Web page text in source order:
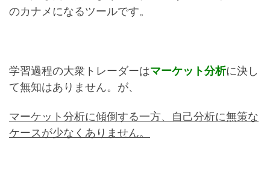
のカナメになるツールです。
学習過程の大衆トレーダーはマーケット分析に決し
て無知はありません。が、
マーケット分析に傾倒する一方、自己分析に無策な
ケースが少なくありません。